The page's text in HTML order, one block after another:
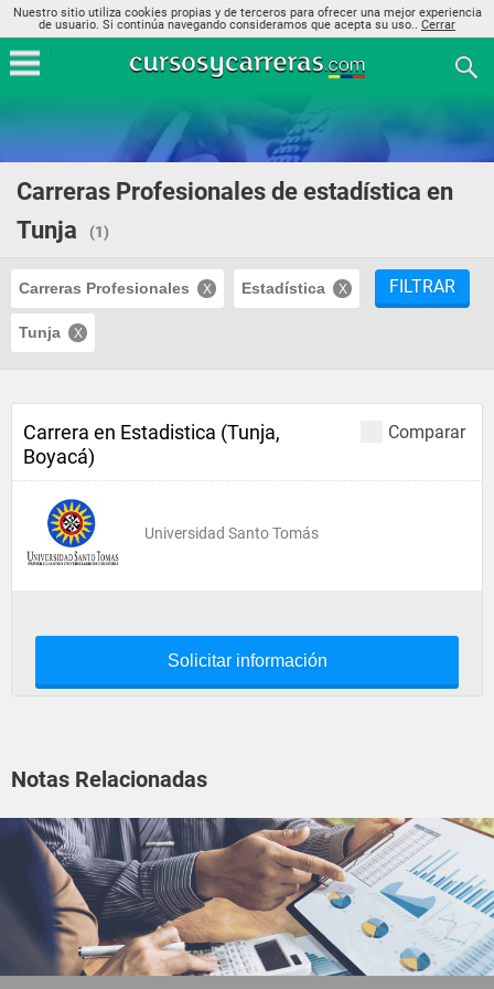
Nuestro sitio utiliza cookies propias y de terceros para ofrecer una mejor experiencia
de usuario. Si continúa navegando consideramos que acepta su uso.. Cerrar
Carreras Profesionales de estadística en
Tunja
(1)
Carreras Profesionales Estadística
Tunja
FILTRAR
Comparar
Carrera en Estadistica (Tunja,
Boyacá)
Universidad Santo Tomás
Solicitar información
Notas Relacionadas